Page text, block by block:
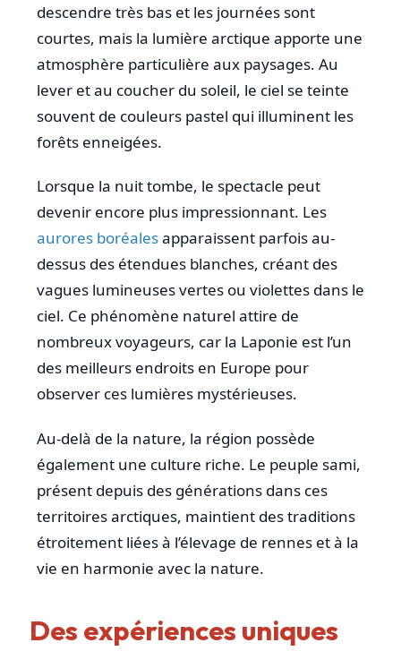
descendre très bas et les journées sont
courtes, mais la lumière arctique apporte une
atmosphère particulière aux paysages. Au
lever et au coucher du soleil, le ciel se teinte
souvent de couleurs pastel qui illuminent les
forêts enneigées.
Lorsque la nuit tombe, le spectacle peut
devenir encore plus impressionnant. Les
aurores boréalesapparaissent parfois au-
dessus des étendues blanches, créant des
vagues lumineuses vertes ou violettes dans le
ciel. Ce phénomène naturel attire de
nombreux voyageurs, car la Laponie est l’un
des meilleurs endroits en Europe pour
observer ces lumières mystérieuses.
Au-delà de la nature, la région possède
également une culture riche. Le peuple sami,
présent depuis des générations dans ces
territoires arctiques, maintient des traditions
étroitement liées à l’élevage de rennes et à la
vie en harmonie avec la nature.
Des expériences uniques